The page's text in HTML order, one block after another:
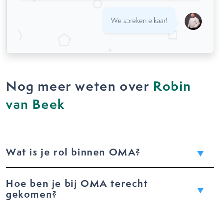
We spreken elkaar!
Nog meer weten over Robin
van Beek
Wat is je rol binnen OMA?
Hoe ben je bij OMA terecht
gekomen?